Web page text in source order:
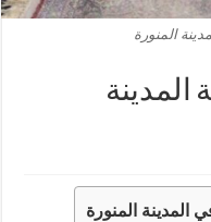
المنورة
المدينة
المنورة